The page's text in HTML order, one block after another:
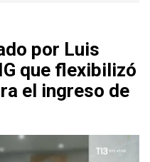
por Luis
que flexibilizó
el ingreso de